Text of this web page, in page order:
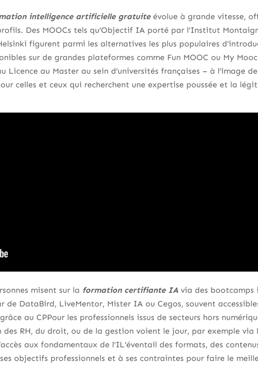
intelligence artificielle gratuiteévolue à grande vitesse,
Des MOOCs tels qu’Objectif IA porté par l’Institut
figurent parmi les alternatives les plus populaires
sur de grandes plateformes comme Fun MOOC ou My
au Master au sein d’universités françaises – à l’image de
celles et ceux qui recherchent une expertise poussée et la
misent sur la formation certifiante IA via des bootcamps
de DataBird, LiveMentor, Mister IA ou Cegos, souvent
au CPPour les professionnels issus de secteurs hors
RH, du droit, ou de la gestion voient le jour, par exemple via
aux fondamentaux de l’IL’éventail des formats, des
objectifs professionnels et à ses contraintes pour faire le